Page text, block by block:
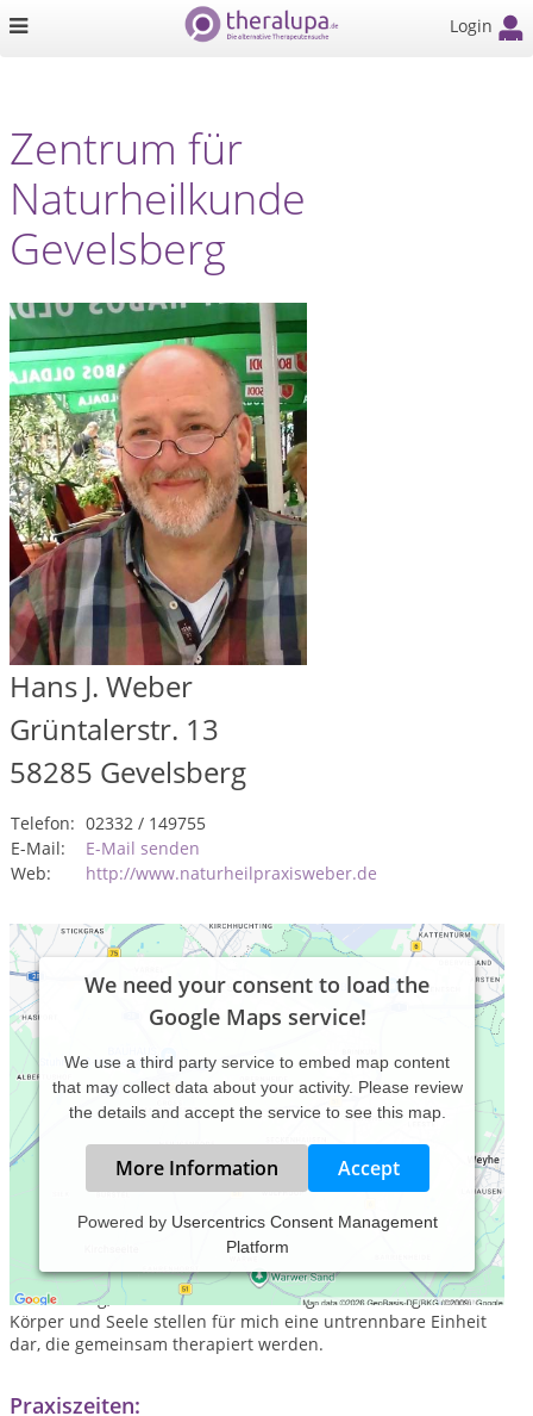
Login
Zentrum für
Naturheilkunde
Gevelsberg
Hans J. Weber
Grüntalerstr. 13
58285 Gevelsberg
Telefon: 02332 / 149755
E-Mail:
E-Mail senden
Web:
http://www.naturheilpraxisweber.de
We need your consent to load the
Google Maps service!
We use a third party service to embed map content
that may collect data about your activity. Please review
the details and accept the service to see this map.
More Information Accept
Powered by Usercentrics Consent Management
Platform
Therapien, die ich als Heilpraktiker, Taiji- & Qi Gong-Lehrer
anbiete, zielen auf eine ursächliche, ganzheitliche
Behandlung, welche die Selbstheilungskräfte anregen.
Körper und Seele stellen für mich eine untrennbare Einheit
dar, die gemeinsam therapiert werden.
Praxiszeiten: